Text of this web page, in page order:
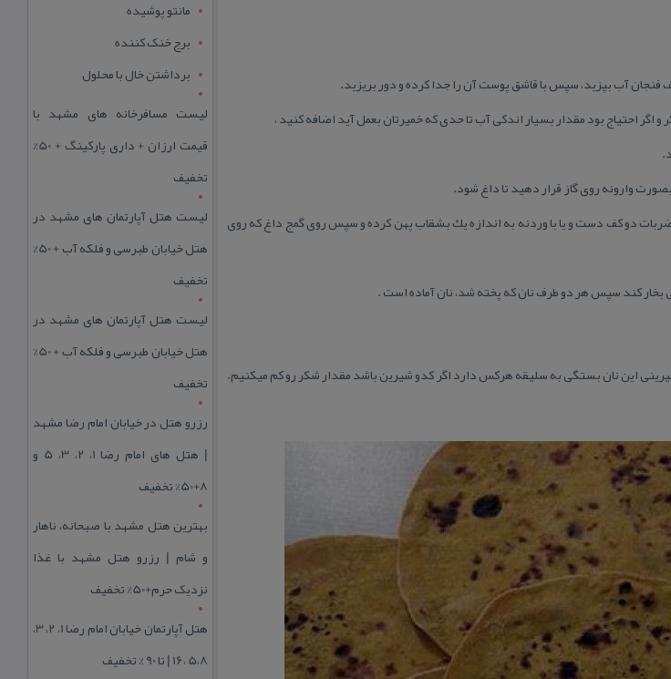
دو كف دست و یا با وردنه به اندازه یك بشقاب پهن كرده و سپس روی گمج داغ كه روی
این نان بستگی به سلیقه هركس دارد اگر كدو شیرین باشد مقدار شكر رو كم میكنیم.
مانتو پوشیده
برج خنک کننده
برداشتن خال با محلول
لیست مسافرخانه های مشهد با
قیمت ارزان + داری پارکینگ + 50%
تخفیف
لیست هتل آپارتمان های مشهد در
هتل خیابان طبرسی و فلکه آب + 50%
تخفیف
لیست هتل آپارتمان های مشهد در
هتل خیابان طبرسی و فلکه آب + 50%
تخفیف
رزرو هتل در خیابان امام رضا مشهد
| هتل‌ های امام رضا 1، 2، 3، 5 و
8+50% تخفیف
بهترین هتل مشهد با صبحانه، ناهار
و شام | رزرو هتل مشهد با غذا
نزدیک حرم+50% تخفیف
هتل آپارتمان خیابان امام رضا 1، 2، 3،
5،8 ،16 | تا 90 % تخفیف